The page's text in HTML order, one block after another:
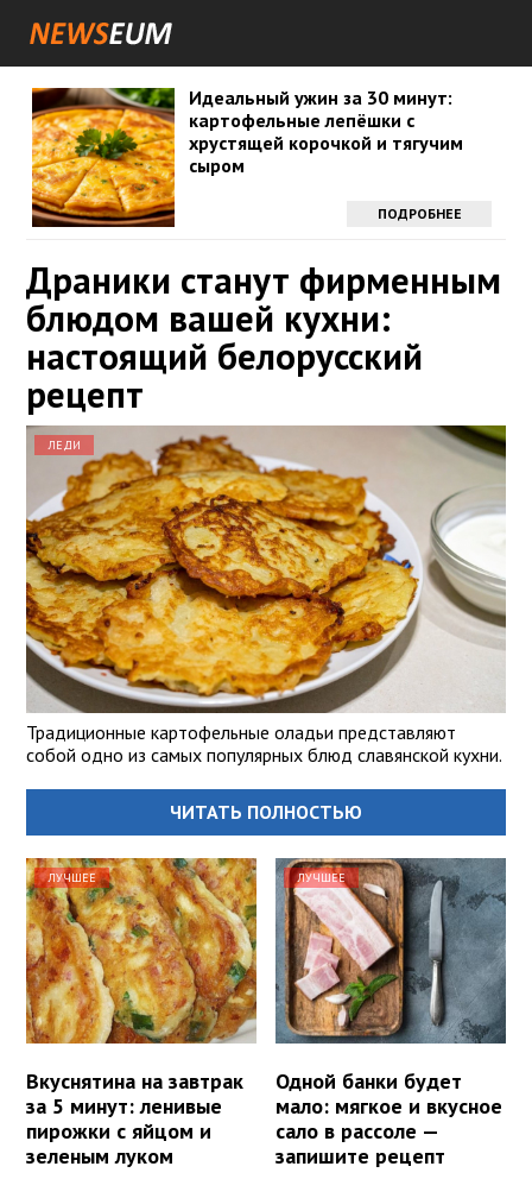
Идеальный ужин за 30 минут:
картофельные лепёшки с
хрустящей корочкой и тягучим
сыром
ПОДРОБНЕЕ
Драники станут фирменным
блюдом вашей кухни:
настоящий белорусский
рецепт
ЛЕДИ
Традиционные картофельные оладьи представляют
собой одно из самых популярных блюд славянской кухни.
ЧИТАТЬ ПОЛНОСТЬЮ
ЛУЧШЕЕ
Вкуснятина на завтрак
за 5 минут: ленивые
пирожки с яйцом и
зеленым луком
ЛУЧШЕЕ
Одной банки будет
мало: мягкое и вкусное
сало в рассоле —
запишите рецепт